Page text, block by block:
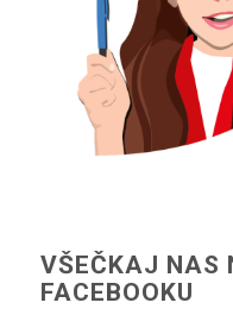
VŠEČKAJ NAS
FACEBOOKU